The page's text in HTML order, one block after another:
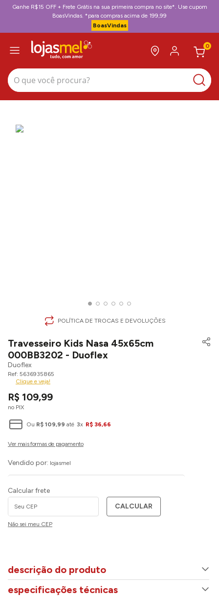
Ganhe R$15 OFF + Frete Grátis na sua primeira compra no site*. Use cupom
BoasVindas. *para compras acima de 199,99
BoasVindas
0
O que você procura?
POLÍTICA DE TROCAS E DEVOLUÇÕES
Travesseiro Kids Nasa 45x65cm
000BB3202 - Duoflex
Duoflex
5636935865
Clique e veja!
R$ 109,99
no PIX
Ou R$ 109,99 até 3x R$ 36,66
Vendido por: lojasmel
Calcular frete
CALCULAR
Não sei meu CEP
descrição do produto
especificações técnicas